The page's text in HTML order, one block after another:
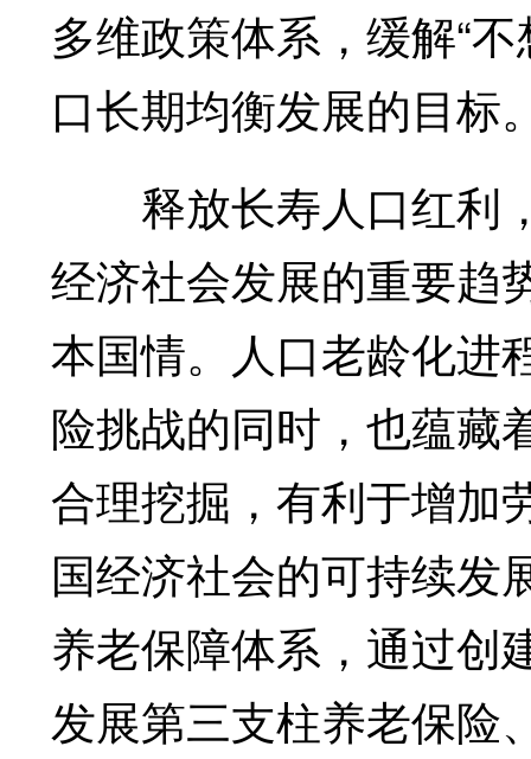
多维政策体系，缓解“
口长期均衡发展的目标
释放长寿人口红利
经济社会发展的重要趋
本国情。人口老龄化进
险挑战的同时，也蕴藏
合理挖掘，有利于增加
国经济社会的可持续发
养老保障体系，通过创
发展第三支柱养老保险